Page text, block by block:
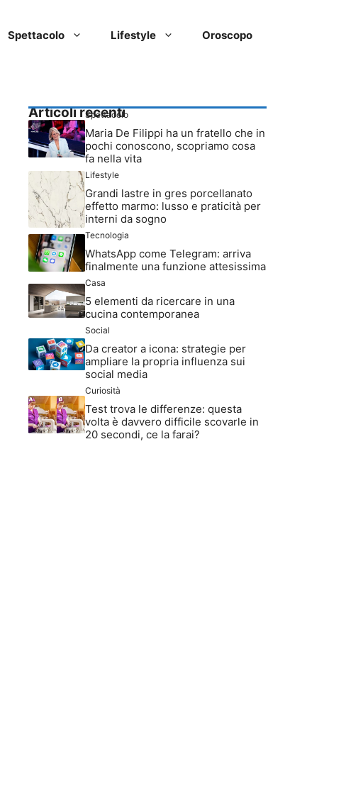
Spettacolo Lifestyle Oroscopo
Articoli recenti
Spettacolo
Maria De Filippi ha un fratello che in
pochi conoscono, scopriamo cosa
fa nella vita
Lifestyle
Grandi lastre in gres porcellanato
effetto marmo: lusso e praticità per
interni da sogno
Tecnologia
WhatsApp come Telegram: arriva
finalmente una funzione attesissima
Casa
5 elementi da ricercare in una
cucina contemporanea
Social
Da creator a icona: strategie per
ampliare la propria influenza sui
social media
Curiosità
Test trova le differenze: questa
volta è davvero difficile scovarle in
20 secondi, ce la farai?